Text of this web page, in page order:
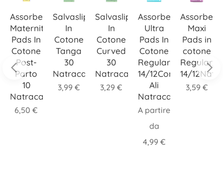
In
€
Salvaslip
Cotone
Tanga
Natracare
€
Salvaslip
Cotone
Curved
Natracare
3,29 €
Assorbenti
Pads In
Cotone
Regular/Super
14/12Con
Natracare
A partire
€
Assorbenti
Pads in
cotone
Regular/Super
14/12Natracare
€
16